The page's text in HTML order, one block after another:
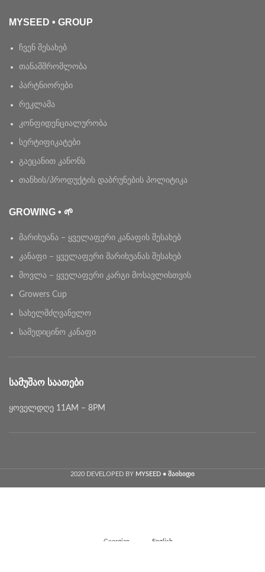
MYSEED • GROUP
ჩვენ შესახებ
თანამშრომლობა
პარტნიორები
რეკლამა
კონფიდენციალურობა
სერტიფიკატები
გაეცანით კანონს
თანხის/პროდუქტის დაბრუნების პოლიტიკა
GROWING • 🌱
მარიხუანა – ყველაფერი კანაფის შესახებ
კანაფი – ყველაფერი მარიხუანას შესახებ
მოვლა – ყველაფერი კარგი მოსავლისთვის
Growers Cup
სახელმძღვანელო
სამედიცინო კანაფი
ᲡᲐᲛᲣᲨᲐᲝ ᲡᲐᲐᲗᲔᲑᲘ
ყოველდღე 11AM – 8PM
2020 DEVELOPED BY MYSEED • მაისიდი
Georgian English